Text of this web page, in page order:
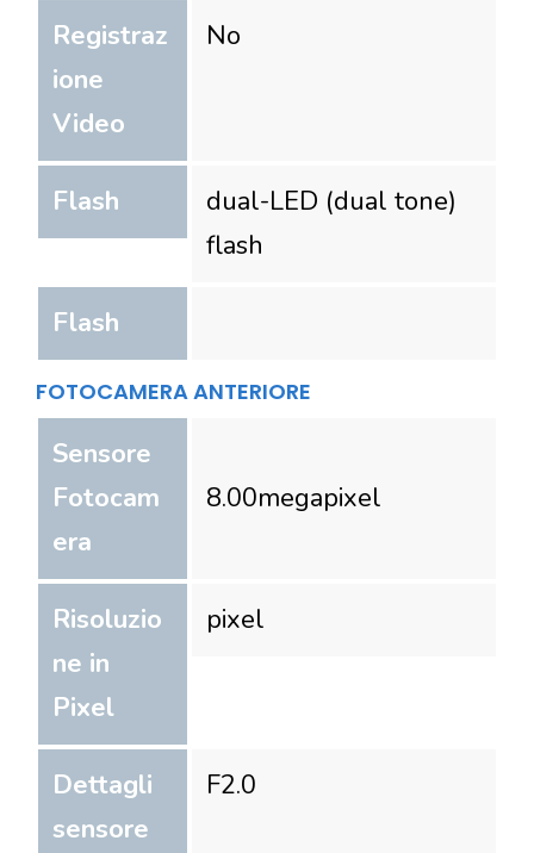
Registraz
ione
Video
No
Flash
dual-LED (dual tone)
flash
Flash
FOTOCAMERA ANTERIORE
Sensore
Fotocam
era
8.00megapixel
Risoluzio
ne in
Pixel
pixel
Dettagli
sensore
F2.0